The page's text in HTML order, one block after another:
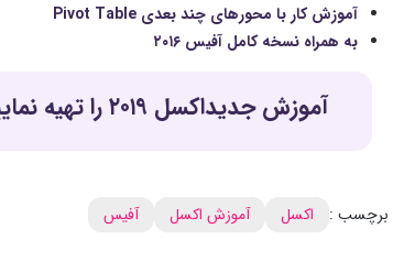
آموزش کار با محورهای چند بعدی Pivot Table
به همراه نسخه کامل آفیس ۲۰۱۶
آموزش جدیداکسل ۲۰۱۹ را تهیه نمایید
برچسب : اکسل آموزش اکسل آفیس